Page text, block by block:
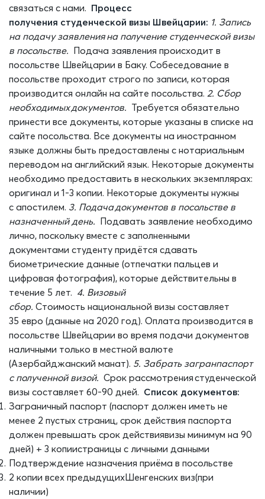
связаться с нами. Процесс
получения студенческой визы Швейцарии: 1. Запись
на подачу заявленияна получение студенческой визы
в посольстве. Подача заявления происходит в
посольстве Швейцарии в Баку. Собеседование в
посольстве проходит строго по записи, которая
производится онлайн на сайте посольства. 2. Сбор
необходимыхдокументов. Требуется обязательно
принести все документы, которые указаны в списке на
сайте посольства. Все документы на иностранном
языке должны быть предоставлены с нотариальным
переводом на английский язык. Некоторые документы
необходимо предоставить в нескольких экземплярах:
оригинал и 1-3 копии. Некоторые документы нужны
с апостилем. 3. Подачадокументов в посольстве в
назначенный день. Подавать заявление необходимо
лично, поскольку вместе с заполненными
документами студенту придётся сдавать
биометрические данные (отпечатки пальцев и
цифровая фотография), которые действительны в
течение 5 лет. 4. Визовый
сбор. Стоимость национальной визы составляет
35 евро (данные на 2020 год). Оплата производится в
посольстве Швейцарии во время подачи документов
наличными только в местной валюте
(Азербайджанский манат). 5. Забрать загранпаспорт
с полученной визой. Срок рассмотрениястуденческой
визы составляет 60-90 дней. Список документов:
Заграничный паспорт (паспорт должен иметь не
менее 2 пустых страниц, срок действия паспорта
должен превышать срок действиявизы минимум на 90
дней) + 3 копиистраницы с личными данными
Подтверждение назначения приёма в посольстве
2 копии всех предыдущихШенгенских виз(при
наличии)